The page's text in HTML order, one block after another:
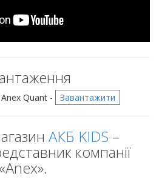
Quant - Завантажити
АКБ KIDS –
компанії
«Anex».